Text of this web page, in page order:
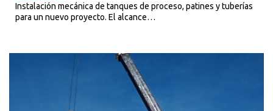
Instalación mecánica de tanques de proceso, patines y tuberías
para un nuevo proyecto. El alcance…